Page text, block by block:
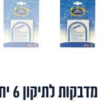
מדבקות לתיקון 6 יח' דגם 59631 INTEX